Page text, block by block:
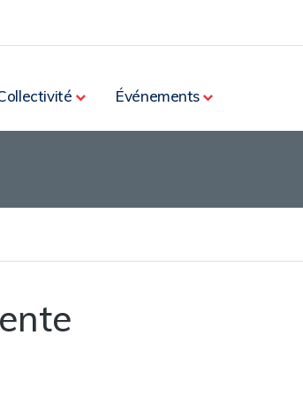
Événements